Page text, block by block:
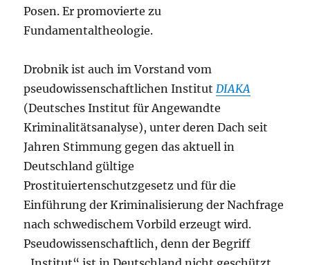
Posen. Er promovierte zu
Fundamentaltheologie.
Drobnik ist auch im Vorstand vom
pseudowissenschaftlichen InstitutDIAKA
(Deutsches Institut für Angewandte
Kriminalitätsanalyse), unter deren Dach seit
Jahren Stimmung gegen das aktuell in
Deutschland gültige
Prostituiertenschutzgesetz und für die
Einführung der Kriminalisierung der Nachfrage
nach schwedischem Vorbild erzeugt wird.
Pseudowissenschaftlich, denn der Begriff